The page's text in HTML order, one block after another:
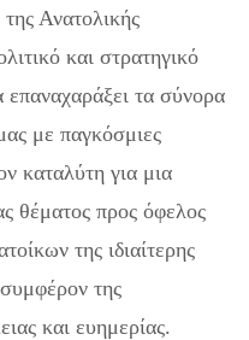
Ανατολικής
και στρατηγικό
επαναχαράξει τα σύνορα
με παγκόσμιες
καταλύτη για μια
θέματος προς όφελος
της ιδιαίτερης
της
και ευημερίας.